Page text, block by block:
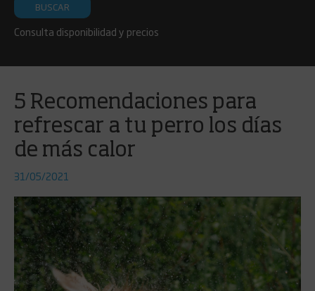
BUSCAR
Consulta disponibilidad y precios
5 Recomendaciones para
refrescar a tu perro los días
de más calor
31/05/2021